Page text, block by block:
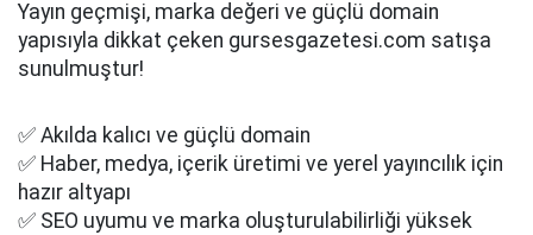
Yayın geçmişi, marka değeri ve güçlü domain
yapısıyla dikkat çeken gursesgazetesi.com satışa
sunulmuştur!
✅ Akılda kalıcı ve güçlü domain
✅ Haber, medya, içerik üretimi ve yerel yayıncılık için
hazır altyapı
✅ SEO uyumu ve marka oluşturulabilirliği yüksek